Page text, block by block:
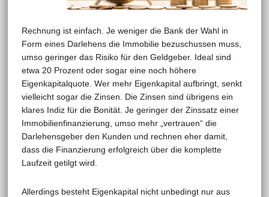
Rechnung ist einfach. Je weniger die Bank der Wahl in
Form eines Darlehens die Immobilie bezuschussen muss,
umso geringer das Risiko für den Geldgeber. Ideal sind
etwa 20 Prozent oder sogar eine noch höhere
Eigenkapitalquote. Wer mehr Eigenkapital aufbringt, senkt
vielleicht sogar die Zinsen. Die Zinsen sind übrigens ein
klares Indiz für die Bonität. Je geringer der Zinssatz einer
Immobilienfinanzierung, umso mehr „vertrauen“ die
Darlehensgeber den Kunden und rechnen eher damit,
dass die Finanzierung erfolgreich über die komplette
Laufzeit getilgt wird.
Allerdings besteht Eigenkapital nicht unbedingt nur aus